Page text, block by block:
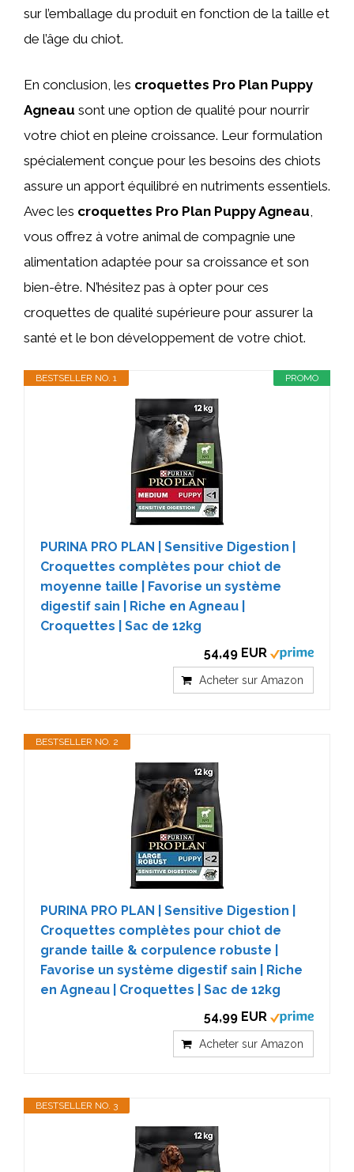
sur l’emballage du produit en fonction de la taille et
de l’âge du chiot.
En conclusion, les croquettes Pro Plan Puppy
Agneau sont une option de qualité pour nourrir
votre chiot en pleine croissance. Leur formulation
spécialement conçue pour les besoins des chiots
assure un apport équilibré en nutriments essentiels.
Avec les croquettes Pro Plan Puppy Agneau
vous offrez à votre animal de compagnie une
alimentation adaptée pour sa croissance et son
bien-être. N’hésitez pas à opter pour ces
croquettes de qualité supérieure pour assurer la
santé et le bon développement de votre chiot.
PROMO
BESTSELLER NO. 1
PURINA PRO PLAN | Sensitive Digestion |
Croquettes complètes pour chiot de
moyenne taille | Favorise un système
digestif sain | Riche en Agneau |
Croquettes | Sac de 12kg
54,49 EUR
Acheter sur Amazon
BESTSELLER NO. 2
PURINA PRO PLAN | Sensitive Digestion |
Croquettes complètes pour chiot de
grande taille & corpulence robuste |
Favorise un système digestif sain | Riche
en Agneau | Croquettes | Sac de 12kg
54,99 EUR
Acheter sur Amazon
BESTSELLER NO. 3